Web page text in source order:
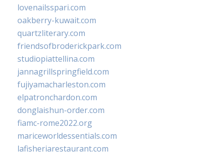
lovenailsspari.com
oakberry-kuwait.com
quartzliterary.com
friendsofbroderickpark.com
studiopiattellina.com
jannagrillspringfield.com
fujiyamacharleston.com
elpatronchardon.com
donglaishun-order.com
fiamc-rome2022.org
mariceworldessentials.com
lafisheriarestaurant.com